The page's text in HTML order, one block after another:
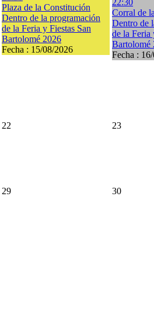
Plaza de la Constitución
Dentro de la programación
de la Feria y Fiestas San
Bartolomé 2026
Fecha : 15/08/2026
22:30
Corral de
Dentro de
de la Feria
Bartolomé
Fecha :
22 23
29
30